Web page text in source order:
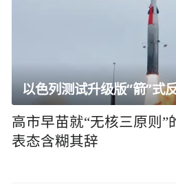
以色列测试升级版“箭”式
高市早苗就“无核三原则”
表态含糊其辞